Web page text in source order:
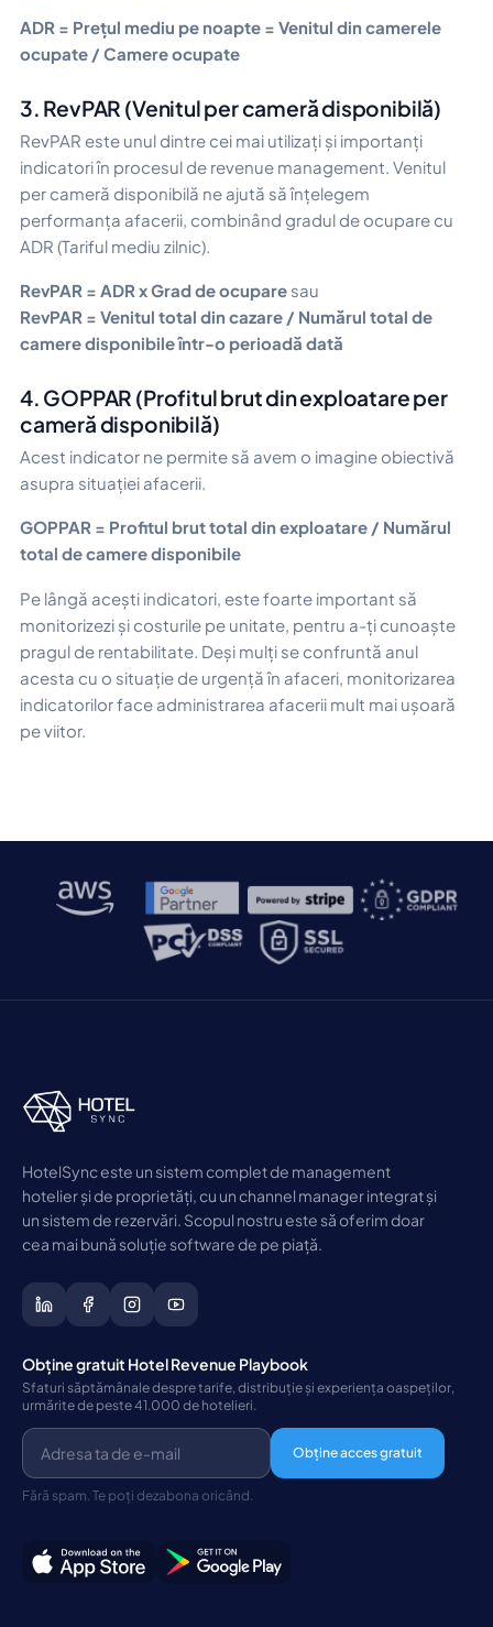
ADR = Prețul mediu pe noapte = Venitul din camerele
ocupate / Camere ocupate
3. RevPAR (Venitul per cameră disponibilă)
RevPAR este unul dintre cei mai utilizați și importanți
indicatori în procesul de revenue management. Venitul
per cameră disponibilă ne ajută să înțelegem
performanța afacerii, combinând gradul de ocupare cu
ADR (Tariful mediu zilnic).
RevPAR = ADR x Grad de ocupare sau
RevPAR = Venitul total din cazare / Numărul total de
camere disponibile într-o perioadă dată
4. GOPPAR (Profitul brut din exploatare per
cameră disponibilă)
Acest indicator ne permite să avem o imagine obiectivă
asupra situației afacerii.
GOPPAR = Profitul brut total din exploatare / Numărul
total de camere disponibile
Pe lângă acești indicatori, este foarte important să
monitorizezi și costurile pe unitate, pentru a-ți cunoaște
pragul de rentabilitate. Deși mulți se confruntă anul
acesta cu o situație de urgență în afaceri, monitorizarea
indicatorilor face administrarea afacerii mult mai ușoară
pe viitor.
HotelSync este un sistem complet de management
hotelier și de proprietăți, cu un channel manager integrat și
un sistem de rezervări. Scopul nostru este să oferim doar
cea mai bună soluție software de pe piață.
Obține gratuit Hotel Revenue Playbook
Sfaturi săptămânale despre tarife, distribuție și experiența oaspeților,
urmărite de peste 41.000 de hotelieri.
Obține acces gratuit
Fără spam. Te poți dezabona oricând.